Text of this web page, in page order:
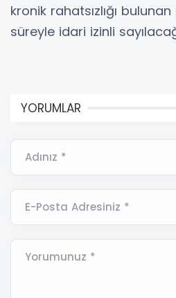
kronik rahatsızlığı
süreyle idari izinli
YORUMLAR
Adınız *
E-Posta Adresiniz *
Yorumunuz *